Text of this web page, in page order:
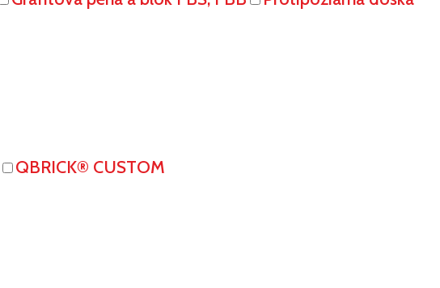
QBRICK® CUSTOM